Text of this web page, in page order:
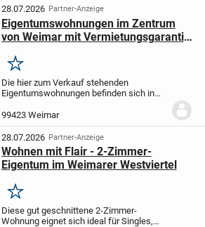
28.07.2026 Partner-Anzeige
Eigentumswohnungen im Zentrum
von Weimar mit Vermietungsgarantie
Merken
Die hier zum Verkauf stehenden
Eigentumswohnungen befinden sich in
Wohneinheiten und einer Tiefgarage mit
20 Stellplätzen. Über das Treppenhaus
oder dem Aufzug sind die...
99423 Weimar
28.07.2026 Partner-Anzeige
Wohnen mit Flair - 2-Zimmer-
Eigentum im Weimarer Westviertel
Merken
Diese gut geschnittene 2-Zimmer-
Wohnung eignet sich ideal für Singles,